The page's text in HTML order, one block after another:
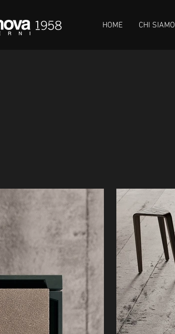
HOME CHI SIAMO